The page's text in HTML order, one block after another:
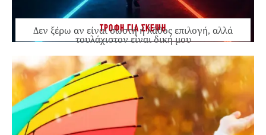
ΤΡΟΦΗ ΓΙΑ ΣΚΕΨΗ
Δεν ξέρω αν είναι σωστή ή λάθος επιλογή, αλλά
τουλάχιστον είναι δική μου